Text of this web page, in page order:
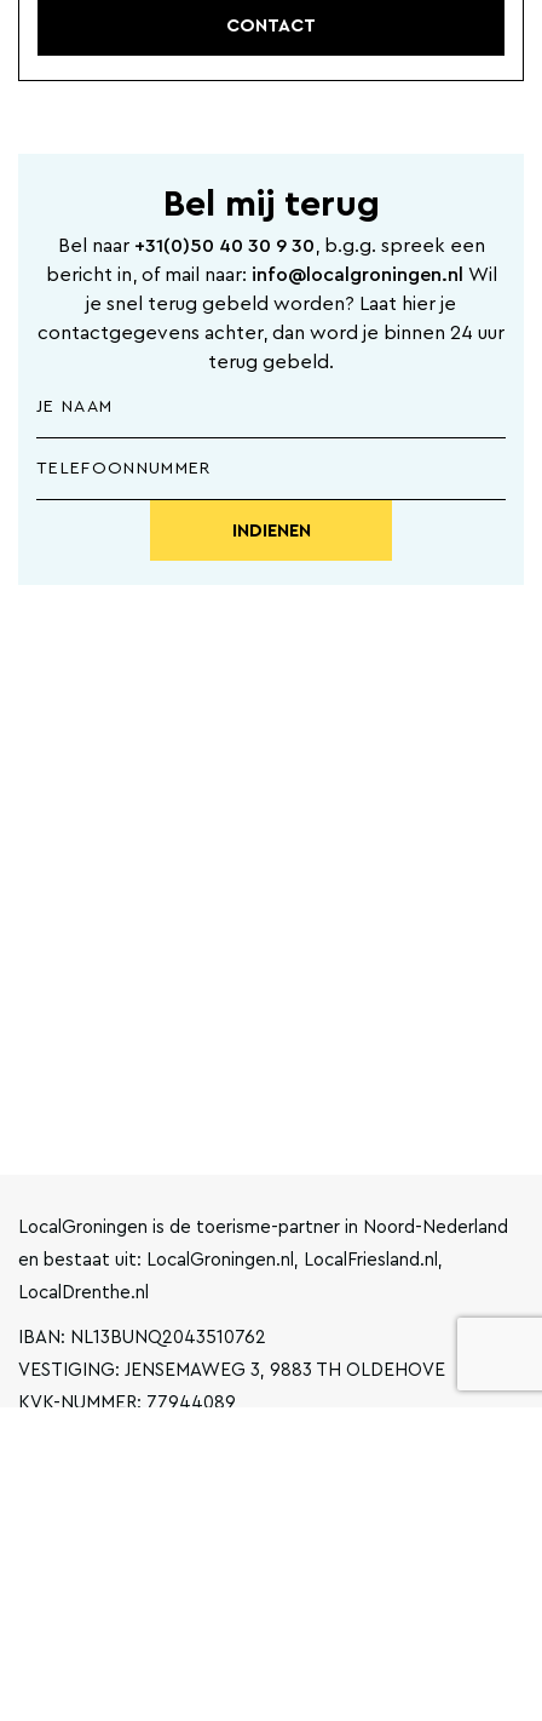
CONTACT
Bel mij terug
Bel naar +31(0)50 40 30 9 30 , b.g.g. spreek een
bericht in, of mail naar: info@localgroningen.nl Wil
je snel terug gebeld worden? Laat hier je
contactgegevens achter, dan word je binnen 24 uur
terug gebeld.
INDIENEN
LocalGroningen is de toerisme-partner in Noord-Nederland
en bestaat uit: LocalGroningen.nl, LocalFriesland.nl,
LocalDrenthe.nl
IBAN: NL13BUNQ2043510762
VESTIGING: JENSEMAWEG 3, 9883 TH OLDEHOVE
KVK-NUMMER: 77944089